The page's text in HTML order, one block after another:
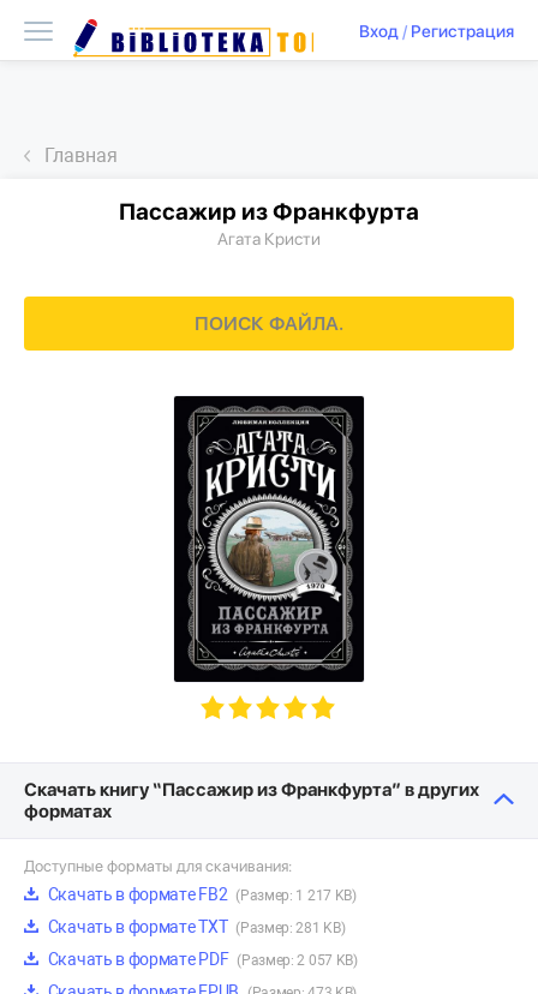
Вход/ Регистрация
Главная
Пассажир из Франкфурта
Агата Кристи
ПОИСК ФАЙЛА..
Скачать книгу “Пассажир из Франкфурта” в других
форматах
Доступные форматы для скачивания:
Скачать в формате FB2 (Размер: 1 217 KB)
Скачать в формате TXT (Размер: 281 KB)
Скачать в формате PDF (Размер: 2 057 KB)